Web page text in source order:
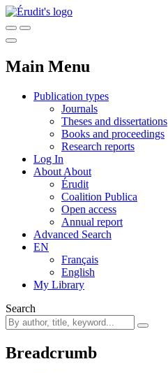
Main Menu
Publication types
Journals
Theses and dissertations
Books and proceedings
Research reports
Log In
About About
Érudit
Coalition Publica
Open access
Annual report
Advanced Search
EN
Français
English
My Library
Search
Breadcrumb